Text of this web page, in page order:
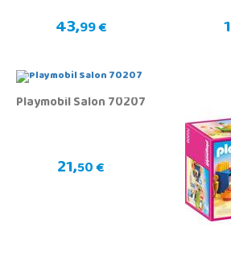
43,99 €
Playmobil Salon 70207
21,50 €